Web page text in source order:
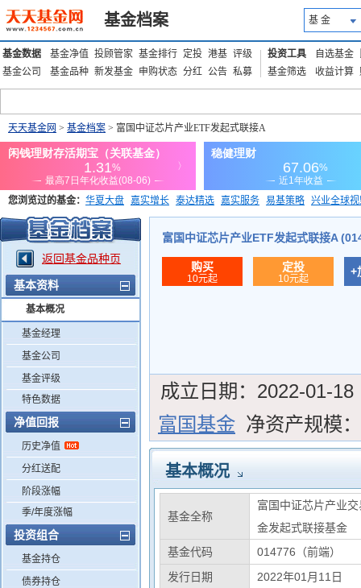
基金档案 基 金
基金数据 基金净值 投顾管家 基金排行 定投 港基 评级
基金公司
基金品种 新发基金 申购状态 分红 公告 私募
投资工具 自选基金
基金筛选
收益计算
天天基金网 > 基金档案 > 富国中证芯片产业ETF发起式联接A
您浏览过的基金： 华夏大盘 嘉实增长 泰达精选 嘉实服务 易基策略 兴业全球
添富优势 华安宏利 上证180价值ETF
返回基金品种页
基本资料
基本概况
基金经理
基金公司
基金评级
特色数据
净值回报
历史净值
分红送配
阶段涨幅
季/年度涨幅
投资组合
基金持仓
债券持仓
富国中证芯片产业ETF发起式联接A
购买
10元起
定投
10元起
+
成立日期： 2022-01-18
富国基金 净资产规模：
基本概况
基金全称
富国中证芯片产业
金发起式联接基金
基金代码
014776（前端）
发行日期
2022年01月11日